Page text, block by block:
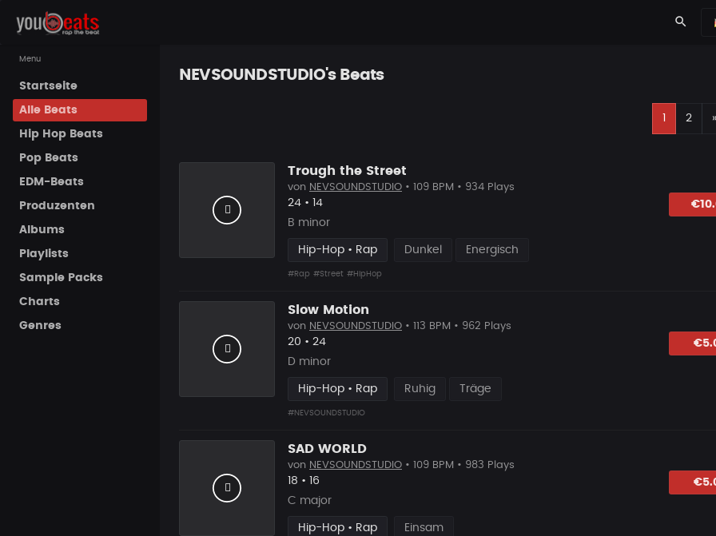
Menu
Startseite
Alle Beats
Hip Hop Beats
Pop Beats
EDM-Beats
Produzenten
Albums
Playlists
Sample Packs
Charts
Genres
search
NEVSOUNDSTUDIO'sBeats
2 »
Trough the Street
von NEVSOUNDSTUDIO • 109 BPM • 934 Plays
Likes
24 • Vorgeschlagen
14
B minor
Hip-Hop • Rap Dunkel Energisch
#Rap #Street #HipHop
Slow Motion
von NEVSOUNDSTUDIO • 113 BPM • 962 Plays
Likes
20 • Vorgeschlagen
24
D minor
Hip-Hop • Rap Ruhig Träge
#NEVSOUNDSTUDIO
SAD WORLD
von NEVSOUNDSTUDIO • 109 BPM • 983 Plays
Likes
18 • Vorgeschlagen
16
C major
Hip-Hop • Rap Einsam